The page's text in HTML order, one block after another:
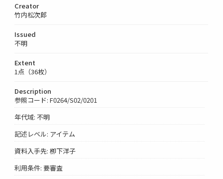
Creator
竹内松次郎
Issued
不明
Extent
1点（36枚）
Description
参照コード: F0264/S02/0201
年代域: 不明
記述レベル: アイテム
資料入手先: 栁下洋子
利用条件: 要審査